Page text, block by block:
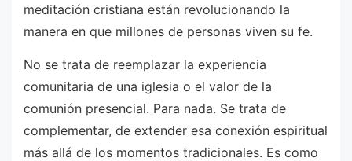
meditación cristiana están revolucionando la
manera en que millones de personas viven su fe.
No se trata de reemplazar la experiencia
comunitaria de una iglesia o el valor de la
comunión presencial. Para nada. Se trata de
complementar, de extender esa conexión espiritual
más allá de los momentos tradicionales. Es como